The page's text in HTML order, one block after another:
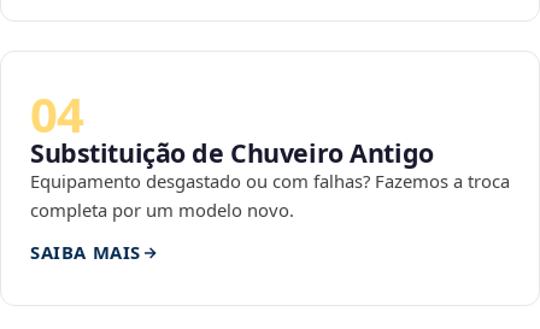
04
Substituição de Chuveiro Antigo
Equipamento desgastado ou com falhas? Fazemos a troca
completa por um modelo novo.
SAIBA MAIS